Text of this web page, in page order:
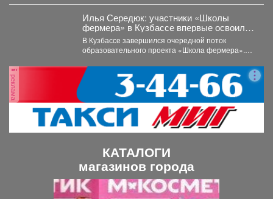
Илья Середюк: участники «Школы
фермера» в Кузбассе впервые освоили
работу с агродронами
В Кузбассе завершился очередной поток
образовательного проекта «Школа фермера».
реклама
КАТАЛОГИ
магазинов города